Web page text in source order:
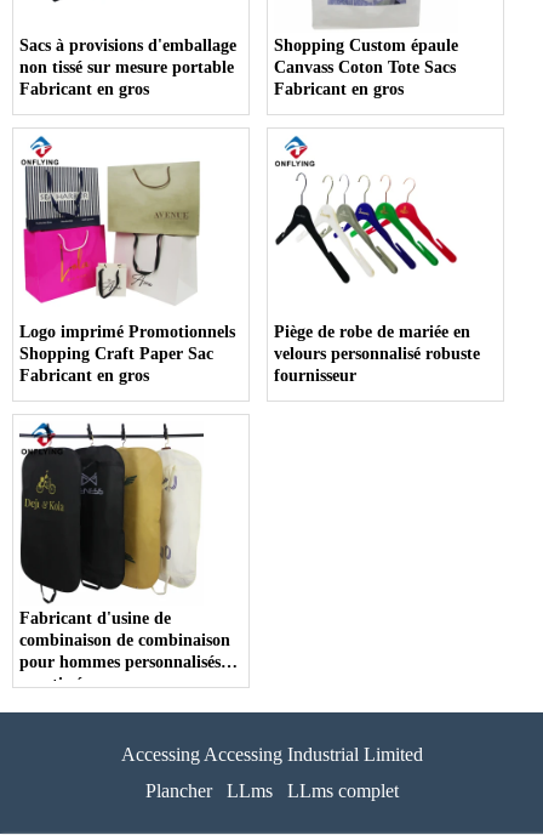
Sacs à provisions d'emballage
non tissé sur mesure portable
Fabricant en gros
Shopping Custom épaule
Canvass Coton Tote Sacs
Fabricant en gros
Logo imprimé Promotionnels
Shopping Craft Paper Sac
Fabricant en gros
Piège de robe de mariée en
velours personnalisé robuste
fournisseur
Fabricant d'usine de
combinaison de combinaison
pour hommes personnalisés
non tissés
Accessing Accessing Industrial Limited
Plancher
LLms LLms complet